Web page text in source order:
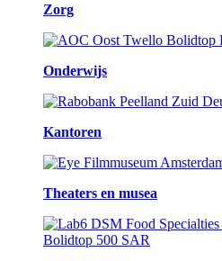
Zorg
Onderwijs
Kantoren
Theaters en musea